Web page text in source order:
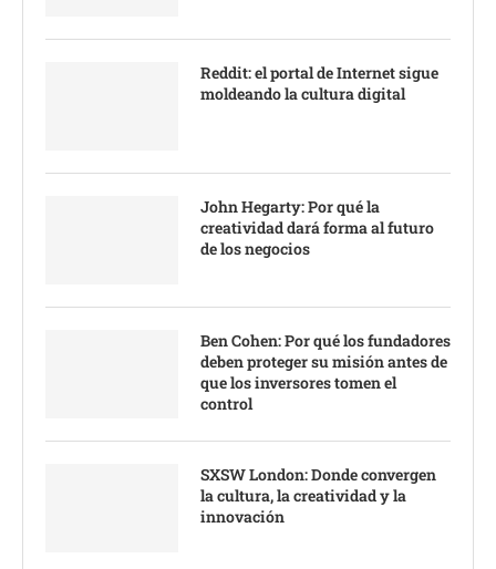
Reddit: el portal de Internet sigue
moldeando la cultura digital
John Hegarty: Por qué la
creatividad dará forma al futuro
de los negocios
Ben Cohen: Por qué los fundadores
deben proteger su misión antes de
que los inversores tomen el
control
SXSW London: Donde convergen
la cultura, la creatividad y la
innovación